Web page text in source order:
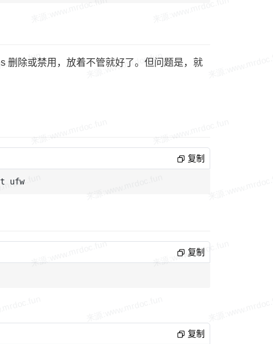
删除或禁用，放着不管就好了。但问题是，就
复制
复制
复制